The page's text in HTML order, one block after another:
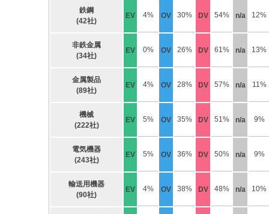
鉄鋼
(42社)
EV 4% OV 30% DV 54% n/a 12%
非鉄金属
(34社)
EV 0% OV 26% DV 61% n/a 13%
金属製品
(89社)
EV 4% OV 28% DV 57% n/a 11%
機械
(222社)
EV 5% OV 35% DV 51% n/a 9%
電気機器
(243社)
EV 5% OV 36% DV 50% n/a 9%
輸送用機器
(90社)
EV 4% OV 38% DV 48% n/a 10%